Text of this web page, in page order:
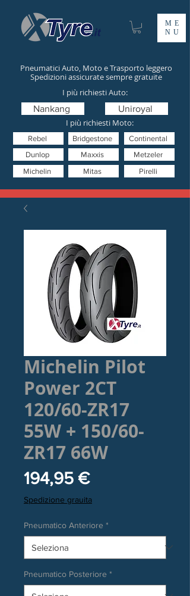
ME
NU
Pneumatici Auto, Moto e Trasporto leggero
Spedizioni assicurate sempre gratuite
I più richiesti Moto:
Mitas
Nankang
Pirelli
Uniroyal
Metzeler
Dunlop
Bridgestone Continental
Michelin
Rebel
I più richiesti Auto:
Maxxis
Michelin Pilot
Power 2CT
120/60-ZR17
55W + 150/60-
ZR17 66W
194,95 €Prezzo
Spedizione grauita
Pneumatico Anteriore *
Pneumatico Posteriore *